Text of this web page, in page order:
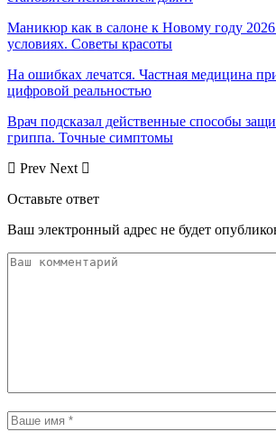
Маникюр как в салоне к Новому году
условиях. Советы красоты
На ошибках лечатся. Частная медицина
цифровой реальностью
Врач подсказал действенные способы
гриппа. Точные симптомы
Prev Next
Оставьте ответ
Ваш электронный адрес не будет